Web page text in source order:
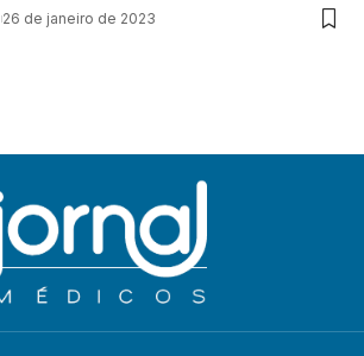
26 de janeiro de 2023